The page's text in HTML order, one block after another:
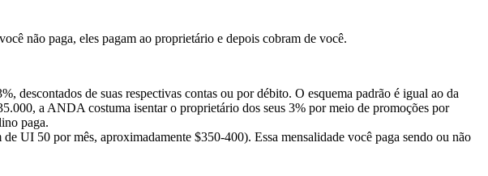
não paga, eles pagam ao proprietário e depois cobram de você.
de suas respectivas contas ou por débito. O esquema padrão é igual ao da
a ANDA costuma isentar o proprietário dos seus 3% por meio de promoções por
paga.
UI 50 por mês, aproximadamente $350-400). Essa mensalidade você paga sendo ou não